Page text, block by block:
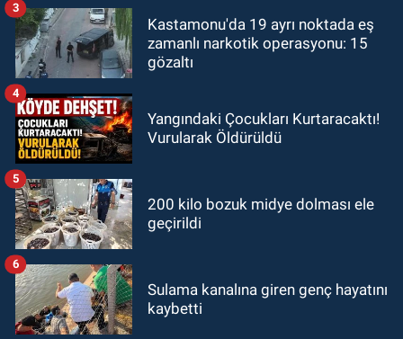
Kastamonu'da 19 ayrı noktada eş
zamanlı narkotik operasyonu: 15
gözaltı
3
Yangındaki Çocukları Kurtaracaktı!
Vurularak Öldürüldü
4
200 kilo bozuk midye dolması ele
geçirildi
5
Sulama kanalına giren genç hayatını
kaybetti
6